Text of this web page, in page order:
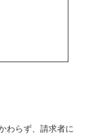
わらず、請求者に